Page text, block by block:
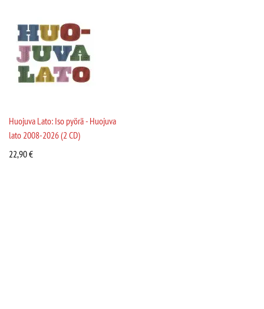
Huojuva Lato: Iso pyörä - Huojuva
lato 2008-2026 (2 CD)
22,90€